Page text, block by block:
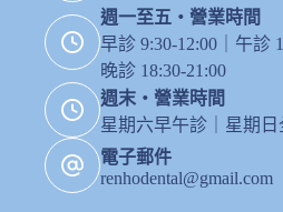
週一至五・營業時間
早診 9:30-12:00｜午診
晚診 18:30-21:00
週末・營業時間
星期六早午診｜星期
電子郵件
renhodental@gmail.com